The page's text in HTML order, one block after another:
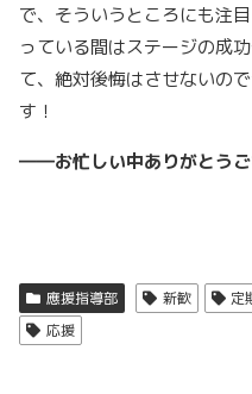
で、そういうところにも注
っている間はステージの成
て、絶対後悔はさせないの
す！
――お忙しい中ありがとうご
應援指導部 新歓 定
応援